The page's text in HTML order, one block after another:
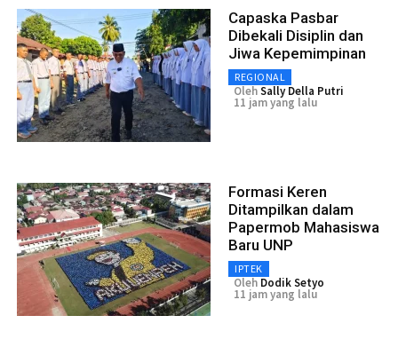
Capaska Pasbar
Dibekali Disiplin dan
Jiwa Kepemimpinan
REGIONAL
OlehSally Della Putri
11 jam yang lalu
Formasi Keren
Ditampilkan dalam
Papermob Mahasiswa
Baru UNP
IPTEK
Oleh Dodik Setyo
11 jam yang lalu